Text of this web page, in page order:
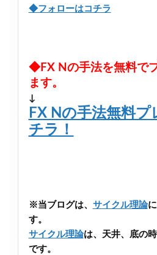
◆フォローはコチラ
◆FX Nの手法を無料で
ます。
↓
FX Nの手法無料
チラ！
※当ブログは、 サイクル理論
す。
サイクル理論は、天井、底の
です。